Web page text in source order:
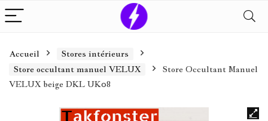
Accueil
Stores intérieurs
Store occultant manuel VELUX
Store Occultant Manuel
VELUX beige DKL UK08